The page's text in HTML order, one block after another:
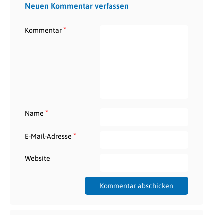
Neuen Kommentar verfassen
Kommentar*
Name *
E-Mail-Adresse *
Website